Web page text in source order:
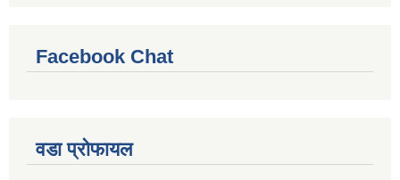
Facebook Chat
वडा प्रोफायल